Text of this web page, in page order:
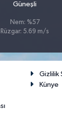
Güneşli
Nem: %57
Rüzgar: 5.69 m/s
Gizlilik
Künye